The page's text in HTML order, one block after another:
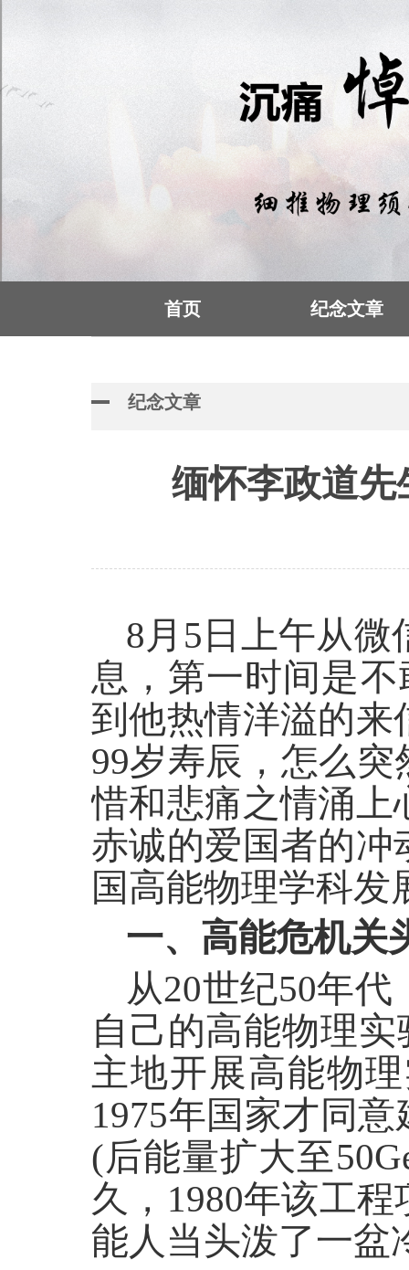
首页 纪念文章
纪念文章
缅怀李政道
8 月 5 日上午从
息，第一时间是
到他热情洋溢的
99岁寿辰，怎么突
惜和悲痛之情涌上
赤诚的爱国者的
国高能物理学科
一、高能危机关
从20世纪50年
自己的高能物理
主地开展高能物
1975年国家才同
(后能量扩大至
久，1980年该工
能人当头泼了一盆